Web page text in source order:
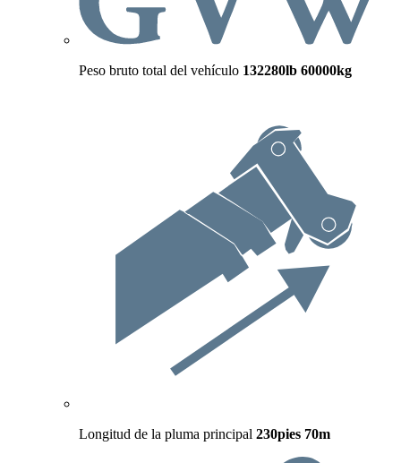
Peso bruto total del vehículo 132280lb 60000kg
Longitud de la pluma principal 230pies 70m